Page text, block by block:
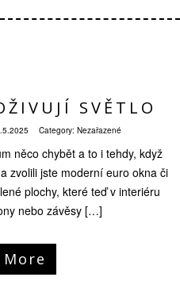
SVĚTLO
Category: Nezařazené
něco chybět a to i tehdy, když
zvolili jste moderní euro okna či
plochy, které teď v interiéru
nebo závěsy […]
More